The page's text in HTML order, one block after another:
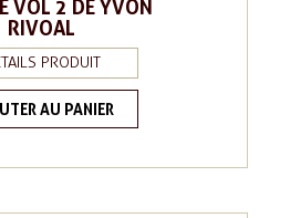
VOL 2 DE YVON
RIVOAL
PRODUIT
AU PANIER